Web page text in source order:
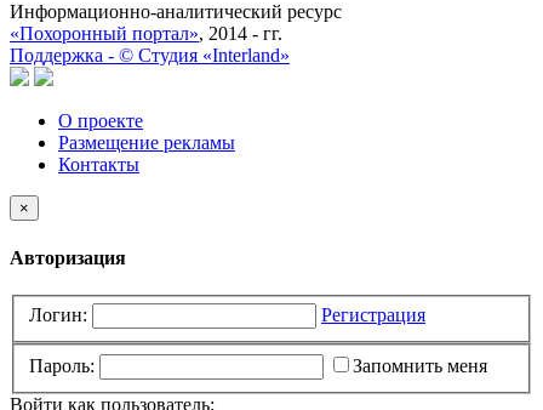
Информационно-аналитический ресурс
«Похоронный портал», 2014 - гг.
Поддержка - © Cтудия «Interland»
О проекте
Размещение рекламы
Контакты
×
Авторизация
Логин: Регистрация
Пароль:
Запомнить меня
Войти как пользователь: